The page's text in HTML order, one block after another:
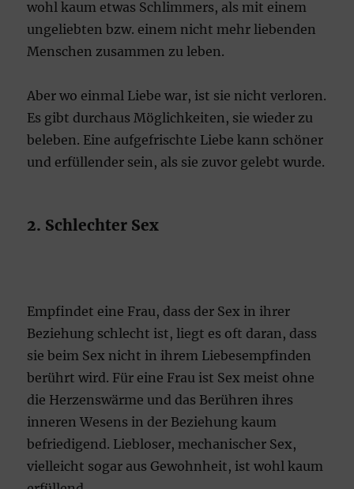
wohl kaum etwas Schlimmers, als mit einem
ungeliebten bzw. einem nicht mehr liebenden
Menschen zusammen zu leben.
Aber wo einmal Liebe war, ist sie nicht verloren.
Es gibt durchaus Möglichkeiten, sie wieder zu
beleben. Eine aufgefrischte Liebe kann schöner
und erfüllender sein, als sie zuvor gelebt wurde.
2. Schlechter Sex
Empfindet eine Frau, dass der Sex in ihrer
Beziehung schlecht ist, liegt es oft daran, dass
sie beim Sex nicht in ihrem Liebesempfinden
berührt wird. Für eine Frau ist Sex meist ohne
die Herzenswärme und das Berühren ihres
inneren Wesens in der Beziehung kaum
befriedigend. Liebloser, mechanischer Sex,
vielleicht sogar aus Gewohnheit, ist wohl kaum